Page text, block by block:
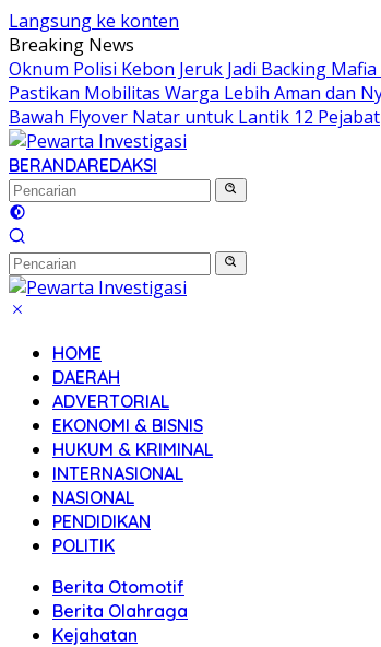
Langsung ke konten
Breaking News
Oknum Polisi Kebon Jeruk Jadi Backing
Pastikan Mobilitas Warga Lebih Aman dan
Bawah Flyover Natar untuk Lantik 12 Pejabat
BERANDAREDAKSI
HOME
DAERAH
ADVERTORIAL
EKONOMI & BISNIS
HUKUM & KRIMINAL
INTERNASIONAL
NASIONAL
PENDIDIKAN
POLITIK
Berita Otomotif
Berita Olahraga
Kejahatan